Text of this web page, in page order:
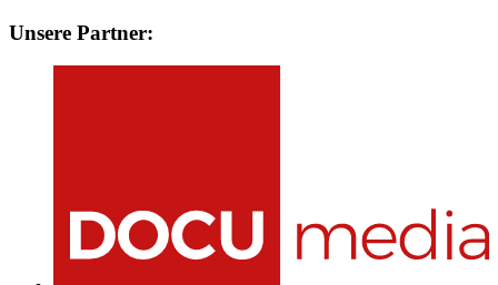
Unsere Partner: